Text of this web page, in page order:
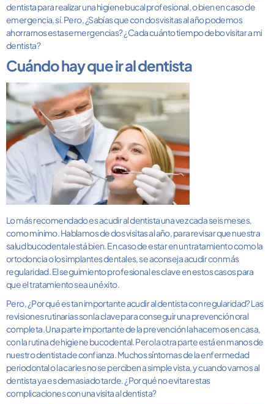
dentista para realizar una higiene bucal profesional, o bien en caso de
emergencia, sí. Pero, ¿Sabías que con dos visitas al año podemos
ahorrarnos estas emergencias? ¿Cada cuánto tiempo debo visitar a mi
dentista?
Cuándo hay que ir al dentista
Lo más recomendado es acudir al dentista una vez cada seis meses,
como mínimo. Hablamos de dos visitas al año, para revisar que nuestra
salud bucodental está bien. En caso de estar en un tratamiento como la
ortodoncia o los implantes dentales, se aconseja acudir con más
regularidad. El seguimiento profesional es clave en estos casos para
que el tratamiento sea un éxito.
Pero, ¿Por qué es tan importante acudir al dentista con regularidad? Las
revisiones rutinarias son la clave para conseguir una prevención oral
completa. Una parte importante de la prevención la hacemos en casa,
con la rutina de higiene bucodental. Pero la otra parte está en manos de
nuestro dentista de confianza. Muchos síntomas de la enfermedad
periodontal o la caries no se perciben a simple vista, y cuando vamos al
dentista ya es demasiado tarde. ¿Por qué no evitar estas
complicaciones con una visita al dentista?